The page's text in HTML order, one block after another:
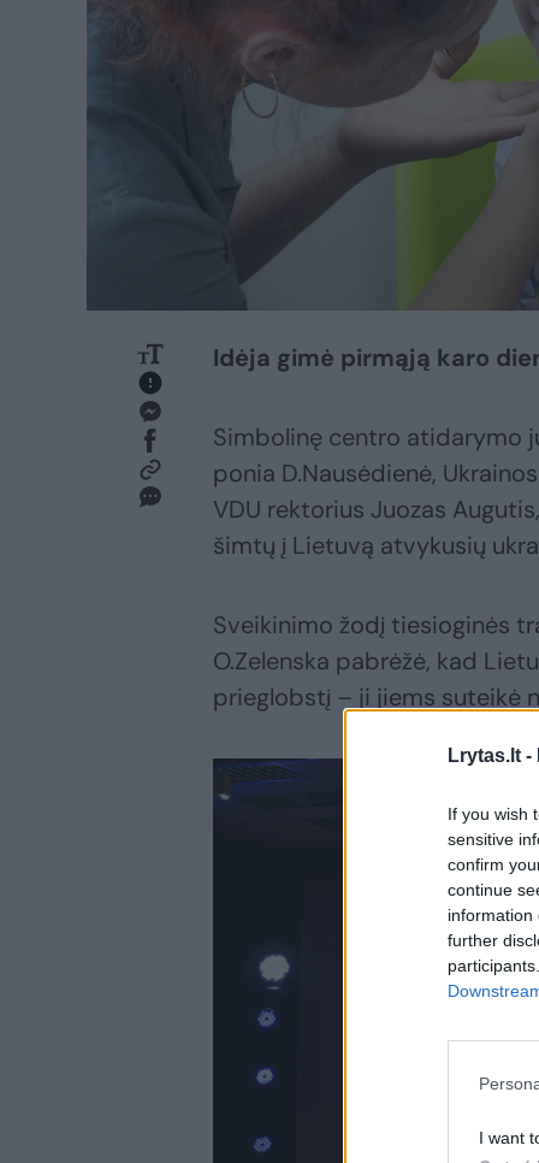
Lrytas.lt -
If you wish
sensitive
confirm
continue
information
further
I want
Idėja gimė pirmąją karo
Simbolinę centro atidarymo
ponia D.Nausėdienė,
VDU rektorius Juozas
šimtų į Lietuvą atvykusių
Sveikinimo žodį tiesioginės
O.Zelenska pabrėžė, kad
prieglobstį – ji jiems suteikė